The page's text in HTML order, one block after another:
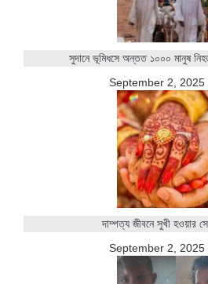
সুদানে ভূমিধসে অন্তত ১০০০ মানুষ
September 2, 2025
দাম্পত্য জীবনে সুখী হওয়ার
September 2, 2025